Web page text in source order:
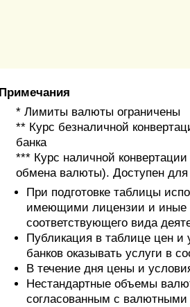
Примечания
* Лимиты валюты ограничены
** Курс безналичной
банка
*** Курс наличной
обмена валюты). Доступен для
При подготовке таблицы
имеющими лицензии и иные
соответствующего вида
Публикация в таблице цен и
банков оказывать услуги в
В течение дня цены и
Нестандартные объемы
согласованным с валютными